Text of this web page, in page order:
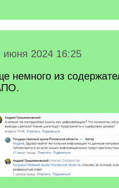
июня 2024 16:25
немного из